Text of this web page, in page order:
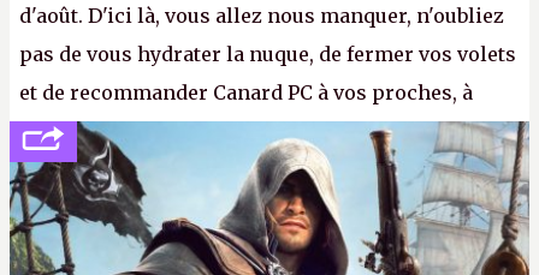
d'août. D'ici là, vous allez nous manquer, n'oubliez
pas de vous hydrater la nuque, de fermer vos volets
et de recommander Canard PC à vos proches, à
votre famille et aux inconnus que vous croisez
dans la rue. Bon été à tous ! –ER.